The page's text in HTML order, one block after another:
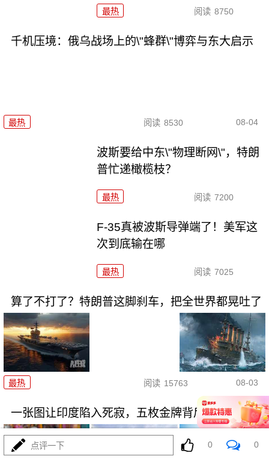
最热 阅读 8750
千机压境：俄乌战场上的\"蜂群\"博弈与东大启示
最热 阅读 8530 08-04
波斯要给中东\"物理断网\"，特朗
普忙递橄榄枝？
最热 阅读 7200
F-35真被波斯导弹端了！美军这
次到底输在哪
最热 阅读 7025
算了不打了？特朗普这脚刹车，把全世界都晃吐了
最热 阅读 15763 08-03
一张图让印度陷入死寂，五枚金牌背后的终极真相
点评一下 0 0